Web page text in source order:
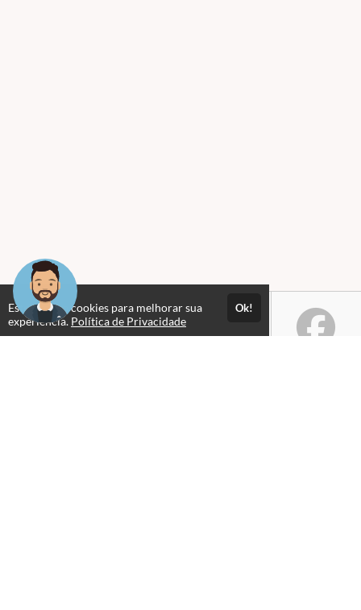
Este site usa cookies para melhorar sua
experiência. Política de Privacidade
Ok!